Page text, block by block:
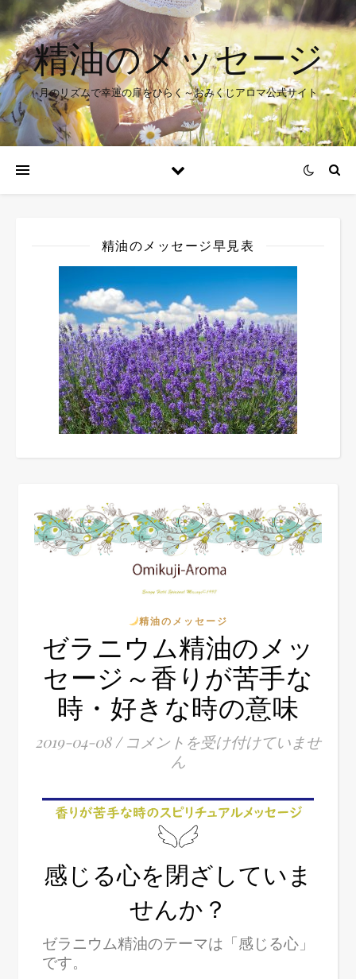
精油のメッセージ
月のリズムで幸運の扉をひらく～おみくじアロマ公式サイト
精油のメッセージ早見表
精油のメッセージ
ゼラニウム精油のメッ
セージ～香りが苦手な
時・好きな時の意味
2019-04-08 / コメントを受け付けていませ
ん
感じる心を閉ざしていま
せんか？
ゼラニウム精油のテーマは「感じる心」
です。